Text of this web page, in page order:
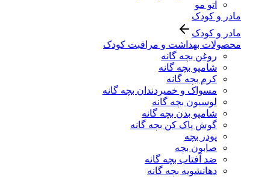
اتو مو
مادر و کودک
مادر و کودک
محصولات بهداشت و مراقبت کودک
روغن بچه گانه
شامپو بچه گانه
کرم بچه گانه
مسواک و خمیردندان بچه گانه
لوسیون بچه گانه
شامپو بدن بچه گانه
گوش پاک کن بچه گانه
پودر بچه
صابون بچه
ضد آفتاب بچه گانه
دهانشویه بچه گانه